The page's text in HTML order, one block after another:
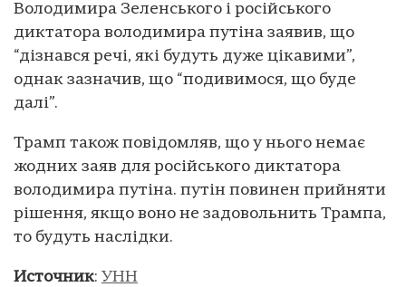
Володимира Зеленського і російського
диктатора володимира путіна заявив, що
“дізнався речі, які будуть дуже цікавими”,
однак зазначив, що “подивимося, що буде
далі”.
Трамп також повідомляв, що у нього немає
жодних заяв для російського диктатора
володимира путіна. путін повинен прийняти
рішення, якщо воно не задовольнить Трампа,
то будуть наслідки.
Источник: УНН